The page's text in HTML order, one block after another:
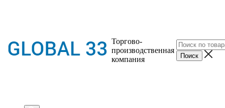
Торгово-
производственная
компания